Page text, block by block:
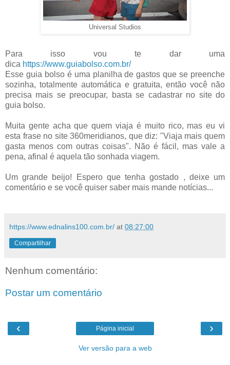
Universal Studios
Para isso vou te dar uma
dica https://www.guiabolso.com.br/
Esse guia bolso é uma planilha de gastos que se preenche
sozinha, totalmente automática e gratuita, então você não
precisa mais se preocupar, basta se cadastrar no site do
guia bolso.
Muita gente acha que quem viaja é muito rico, mas eu vi
esta frase no site 360meridianos, que diz: "Viaja mais quem
gasta menos com outras coisas". Não é fácil, mas vale a
pena, afinal é aquela tão sonhada viagem.
Um grande beijo! Espero que tenha gostado , deixe um
comentário e se você quiser saber mais mande notícias...
https://www.ednalins100.com.br/ at 08:27:00
Compartilhar
Nenhum comentário:
Postar um comentário
‹ ›
Página inicial
Ver versão para a web